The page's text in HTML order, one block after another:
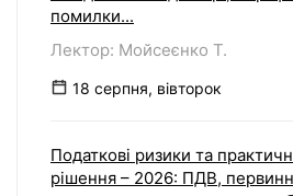
помилки...
Лектор: Мойсеєнко Т.
18 серпня, вівторок
Податкові ризики та
рішення – 2026: ПДВ,